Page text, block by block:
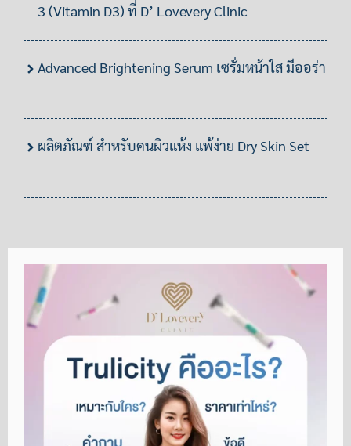
3 (Vitamin D3) ที่ D’ Lovevery Clinic
Advanced Brightening Serum เซรั่มหน้าใส มีออร่า
ผลิตภัณฑ์ สำหรับคนผิวแห้ง แพ้ง่าย Dry Skin Set